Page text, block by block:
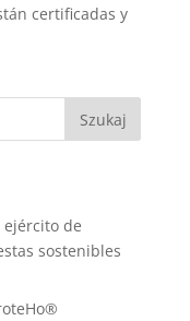
certificadas y
Szukaj
ejército de
sostenibles